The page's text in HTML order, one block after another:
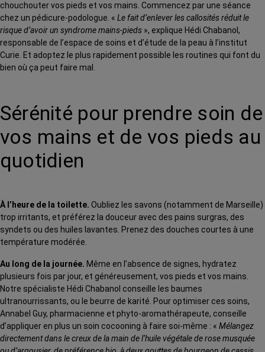
chouchouter vos pieds et vos mains. Commencez par une séance
chez un pédicure-podologue. « Le fait d’enlever les callosités réduit le
risque d’avoir un syndrome mains-pieds », explique Hédi Chabanol,
responsable de l’espace de soins et d’étude de la peau à l’institut
Curie. Et adoptez le plus rapidement possible les routines qui font du
bien où ça peut faire mal.
Sérénité pour prendre soin de
vos mains et de vos pieds au
quotidien
À l’heure de la toilette. Oubliez les savons (notamment de Marseille)
trop irritants, et préférez la douceur avec des pains surgras, des
syndets ou des huiles lavantes. Prenez des douches courtes à une
température modérée.
Au long de la journée. Même en l’absence de signes, hydratez
plusieurs fois par jour, et généreusement, vos pieds et vos mains.
Notre spécialiste Hédi Chabanol conseille les baumes
ultranourrissants, ou le beurre de karité. Pour optimiser ces soins,
Annabel Guy, pharmacienne et phyto-aromathérapeute, conseille
d’appliquer en plus un soin cocooning à faire soi-même : « Mélangez
directement dans le creux de la main de l’huile végétale de rose musquée